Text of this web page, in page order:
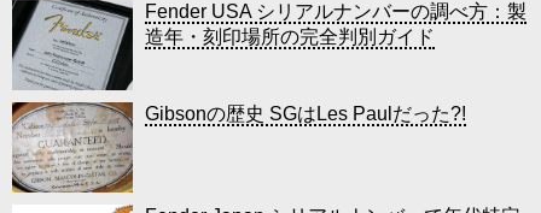
Fender USA シリアルナンバーの調べ方：製
造年・刻印場所の完全判別ガイド
Gibsonの歴史 SGはLes Paulだった?!